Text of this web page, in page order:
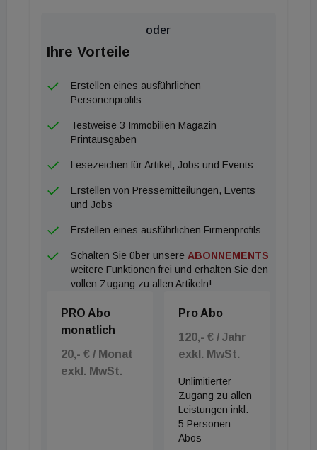
modernen Lounge-Bereichen, Teeküchen und
Sanitäranlagen. Die vermietbare Fläche in Dock 27
beläuft sich auf rund 2.900 m2, wobei noch
Ausbaupotential für weitere 1.255 m2 besteht.
oder
Ihre Vorteile
Erstellen eines ausführlichen
Personenprofils
Testweise 3 Immobilien Magazin
Printausgaben
Lesezeichen für Artikel, Jobs und Events
Erstellen von Pressemitteilungen, Events
und Jobs
Erstellen eines ausführlichen Firmenprofils
Schalten Sie über unsere ABONNEMENTS
weitere Funktionen frei und erhalten Sie den
vollen Zugang zu allen Artikeln!
PRO Abo
monatlich
20,- € / Monat
exkl. MwSt.
Pro Abo
120,- € / Jahr
exkl. MwSt.
Unlimitierter
Zugang zu allen
Leistungen inkl.
5 Personen
Abos